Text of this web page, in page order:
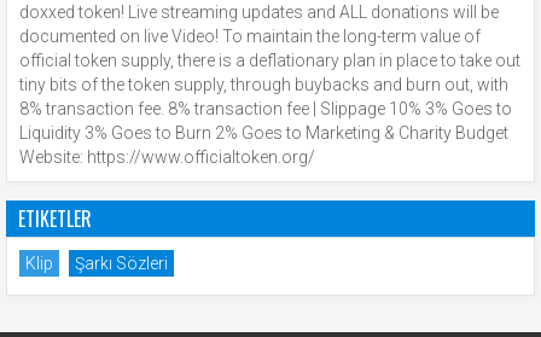
doxxed token! Live streaming updates and ALL donations will be
documented on live Video! To maintain the long-term value of
official token supply, there is a deflationary plan in place to take out
tiny bits of the token supply, through buybacks and burn out, with
8% transaction fee. 8% transaction fee | Slippage 10% 3% Goes to
Liquidity 3% Goes to Burn 2% Goes to Marketing & Charity Budget
Website: https://www.officialtoken.org/
ETIKETLER
Klip Şarkı Sözleri